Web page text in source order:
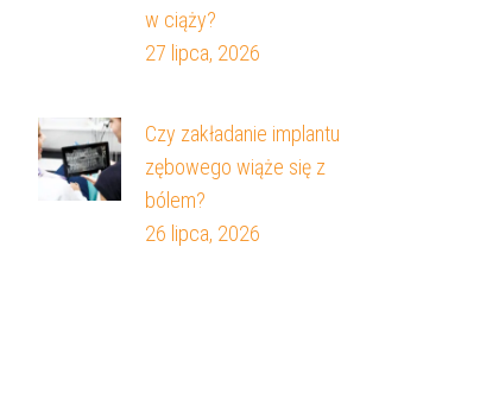
w ciąży?
27 lipca, 2026
Czy zakładanie implantu
zębowego wiąże się z
bólem?
26 lipca, 2026